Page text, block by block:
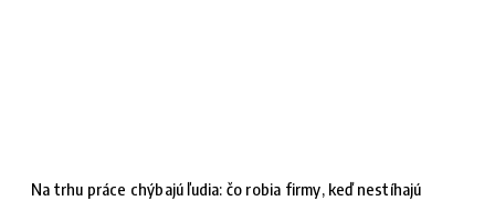
Na trhu práce chýbajú ľudia: čo robia firmy, keď nestíhajú